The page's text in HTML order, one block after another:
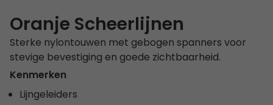
Oranje Scheerlijnen
Sterke nylontouwen met gebogen spanners voor
stevige bevestiging en goede zichtbaarheid.
Kenmerken
Lijngeleiders